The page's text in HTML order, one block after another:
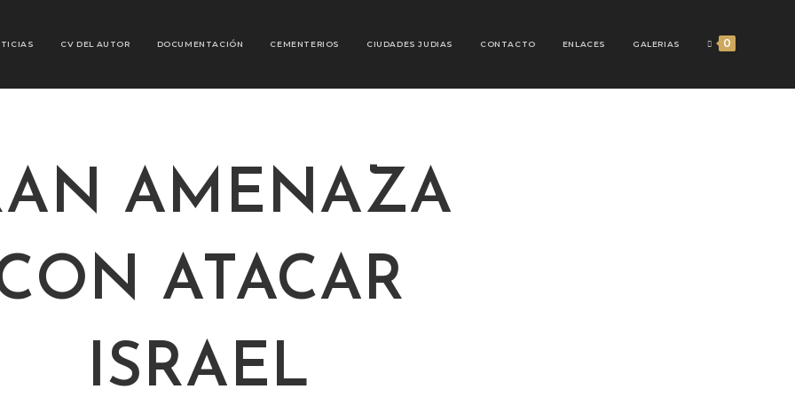
CV DEL AUTOR DOCUMENTACIÓN CEMENTERIOS CIUDADES JUDIAS CONTACTO ENLACES GALERIAS 0
AMENAZA
ATACAR
ISRAEL